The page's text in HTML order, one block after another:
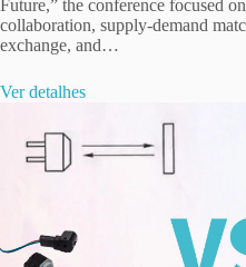
Future,” the conference focused
collaboration, supply-demand
exchange, and…
Ver detalhes